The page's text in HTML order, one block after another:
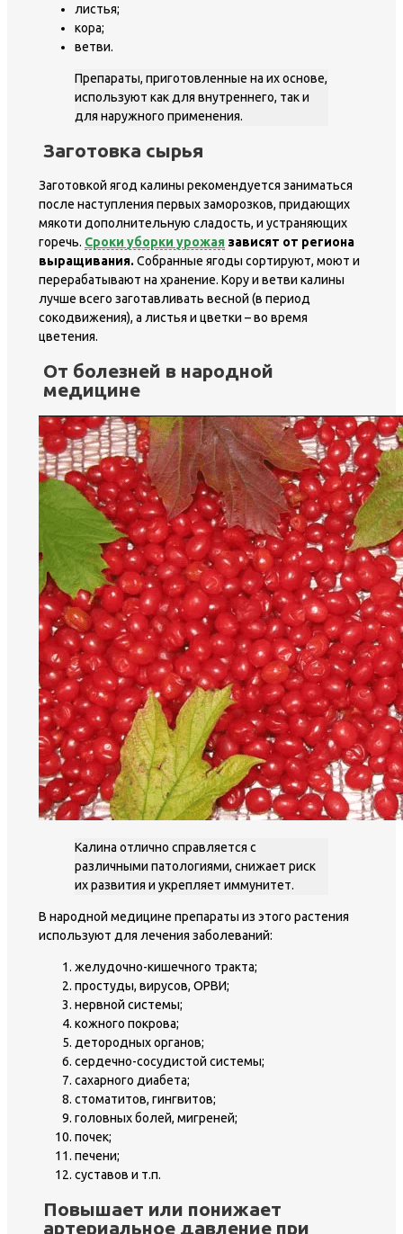
листья;
кора;
ветви.
Препараты, приготовленные на их основе,
используют как для внутреннего, так и
для наружного применения.
Заготовка сырья
Заготовкой ягод калины рекомендуется заниматься
после наступления первых заморозков, придающих
мякоти дополнительную сладость, и устраняющих
горечь. Сроки уборки урожая зависят от региона
выращивания. Собранные ягоды сортируют, моют и
перерабатывают на хранение. Кору и ветви калины
лучше всего заготавливать весной (в период
сокодвижения), а листья и цветки – во время
цветения.
От болезней в народной
медицине
Калина отлично справляется с
различными патологиями, снижает риск
их развития и укрепляет иммунитет.
В народной медицине препараты из этого растения
используют для лечения заболеваний:
желудочно-кишечного тракта;
простуды, вирусов, ОРВИ;
нервной системы;
кожного покрова;
детородных органов;
сердечно-сосудистой системы;
сахарного диабета;
стоматитов, гингвитов;
головных болей, мигреней;
почек;
печени;
суставов и т.п.
Повышает или понижает
артериальное давление при